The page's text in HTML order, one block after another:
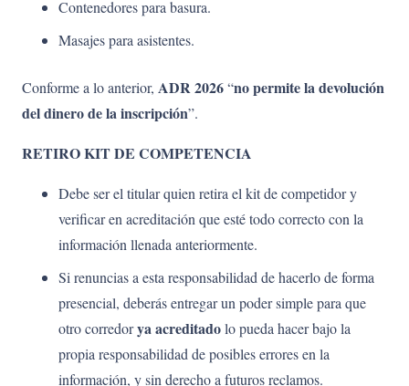
Contenedores para basura.
Masajes para asistentes.
Conforme a lo anterior, ADR 2026“no permite la devolución
del dinero de la inscripción”.
RETIRO KIT DE COMPETENCIA
Debe ser el titular quien retira el kit de competidor y
verificar en acreditación que esté todo correcto con la
información llenada anteriormente.
Si renuncias a esta responsabilidad de hacerlo de forma
presencial, deberás entregar un poder simple para que
otro corredorya acreditadolo pueda hacer bajo la
propia responsabilidad de posibles errores en la
información, y sin derecho a futuros reclamos.